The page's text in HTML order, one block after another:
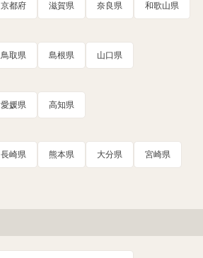
京都府 滋賀県 奈良県 和歌山県
鳥取県 島根県 山口県
愛媛県 高知県
長崎県 熊本県 大分県 宮崎県